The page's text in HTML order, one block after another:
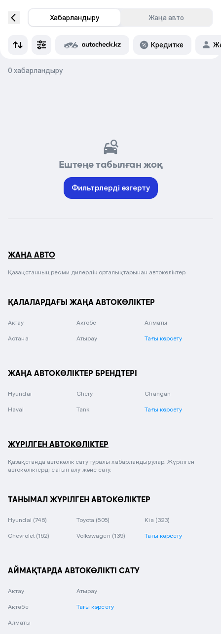
Хабарландыру Жаңа авто
Кредитке
0 хабарландыру
Ештеңе табылған жоқ
Фильтрлерді өзгерту
ЖАҢА АВТО
Қазақстанның ресми дилерлік орталықтарынан автокөліктер
ҚАЛАЛАРДАҒЫ ЖАҢА АВТОКӨЛІКТЕР
Актау Актобе Алматы
Астана Атырау Тағы көрсету
ЖАҢА АВТОКӨЛІКТЕР БРЕНДТЕРІ
Hyundai Chery Changan
Haval Tank Тағы көрсету
ЖҮРІЛГЕН АВТОКӨЛІКТЕР
Қазақстанда автокөлік сату туралы хабарландырулар. Жүрілген
автокөліктерді сатып алу және сату.
ТАНЫМАЛ ЖҮРІЛГЕН АВТОКӨЛІКТЕР
Hyundai (746) Toyota (505) Kia (323)
Chevrolet (162) Volkswagen (139) Тағы көрсету
АЙМАҚТАРДА АВТОКӨЛІКТІ САТУ
Ақтау
Ақтөбе
Алматы
Атырау
Тағы көрсету